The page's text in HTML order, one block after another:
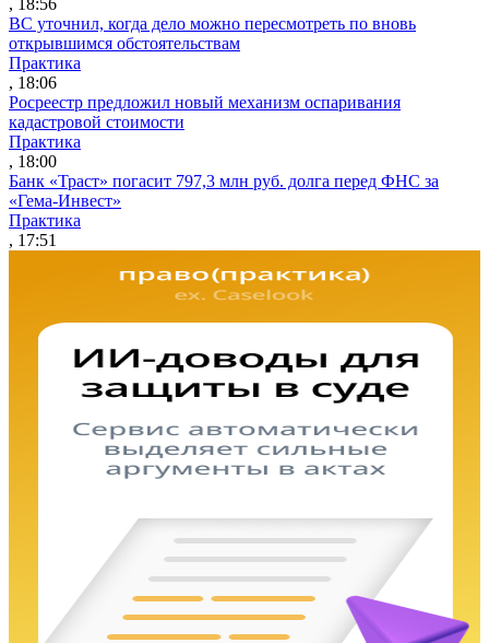
ВС уточнил, когда дело можно пересмотреть по вновь
открывшимся обстоятельствам
Практика
, 18:06
Росреестр предложил новый механизм оспаривания
кадастровой стоимости
Практика
, 18:00
Банк «Траст» погасит 797,3 млн руб. долга перед ФНС за
«Гема-Инвест»
Практика
, 17:51